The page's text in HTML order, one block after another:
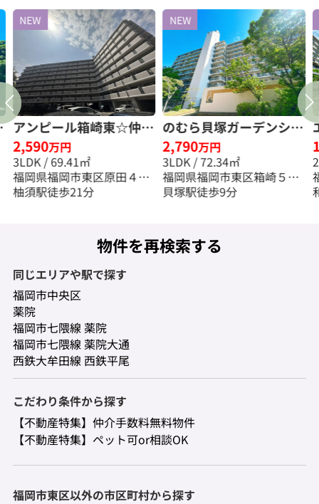
NEW
アンピール箱崎東☆仲介
手数料無料☆
2,590万円
3LDK / 69.41㎡
福岡県福岡市東区原田４丁
目
柚須駅徒歩21分
NEW
のむら貝塚ガーデンシテ
ィ弐番館☆仲介手数料無
料☆
2,790万円
3LDK / 72.34㎡
福岡県福岡市東区箱崎５丁
目
貝塚駅徒歩9分
物件を再検索する
同じエリアや駅で探す
福岡市中央区
薬院
福岡市七隈線 薬院
福岡市七隈線 薬院大通
西鉄大牟田線 西鉄平尾
こだわり条件から探す
【不動産特集】仲介手数料無料物件
【不動産特集】ペット可or相談OK
福岡市東区以外の市区町村から探す